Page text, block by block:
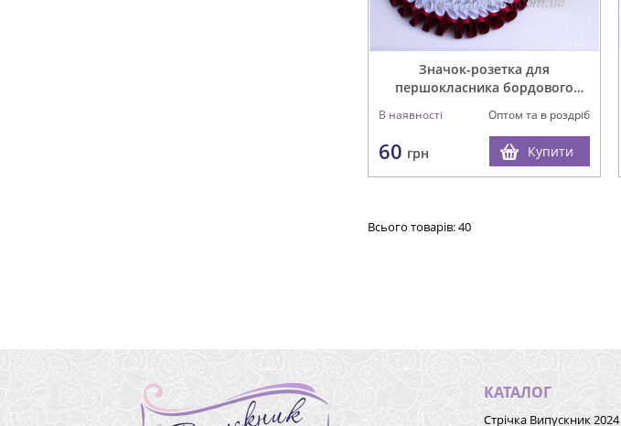
Значок-розетка для
першокласника бордового
В наявності Оптом та в роздріб
60 грн Купити
Всього товарів:40
КАТАЛОГ
Стрічка Випускник 2024